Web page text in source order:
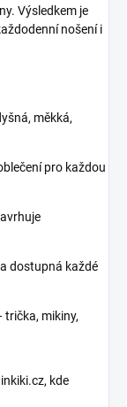
Výsledkem je
nošení i
měkká,
pro každou
dostupná každé
trička, mikiny,
kde